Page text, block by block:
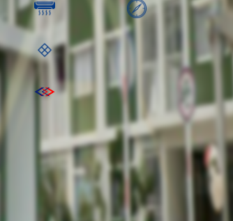
ตะวันตกเฉียง
พื้นที่ชั้นบน:
รถไฟฟ้าสายสีม่วง สถานีคลองบางไผ่